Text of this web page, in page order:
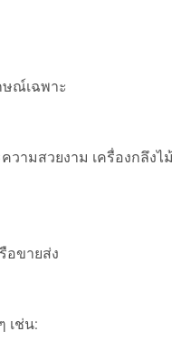
ษณ์เฉพาะ
มสวยงาม เครื่องกลึงไม้
อขายส่ง
เช่น: